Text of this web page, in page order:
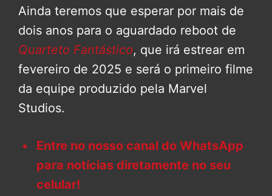
Ainda teremos que esperar por mais de
dois anos para o aguardado reboot de
Quarteto Fantástico, que irá estrear em
fevereiro de 2025 e será o primeiro filme
da equipe produzido pela Marvel
Studios.
Entre no nosso canal do WhatsApp
para notícias diretamente no seu
celular!